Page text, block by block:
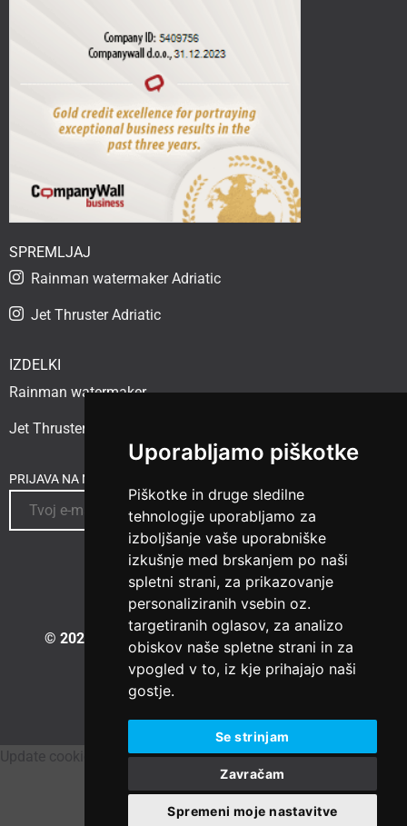
Uporabljamo piškotke
Piškotke in druge sledilne
tehnologije uporabljamo za
izboljšanje vaše uporabniške
izkušnje med brskanjem po naši
spletni strani, za prikazovanje
personaliziranih vsebin oz.
targetiranih oglasov, za analizo
obiskov naše spletne strani in za
vpogled v to, iz kje prihajajo naši
gostje.
Se strinjam
Zavračam
Spremeni moje nastavitve
SPREMLJAJ
Rainman watermaker Adriatic
Jet Thruster Adriatic
IZDELKI
Rainman watermaker
Jet Thruster
PRIJAVA NA NOVICE
© 2023 Vesselspa.com |Izdelava spletne strani:
Update cookies preferences